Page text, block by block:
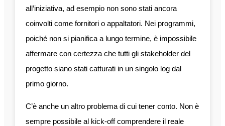
all’iniziativa, ad esempio non sono stati ancora
coinvolti come fornitori o appaltatori. Nei programmi,
poiché non si pianifica a lungo termine, è impossibile
affermare con certezza che tutti gli stakeholder del
progetto siano stati catturati in un singolo log dal
primo giorno.
C’è anche un altro problema di cui tener conto. Non è
sempre possibile al kick-off comprendere il reale